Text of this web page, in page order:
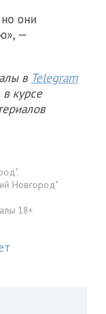
они
—
в Telegram
курсе
Новгород"
18+